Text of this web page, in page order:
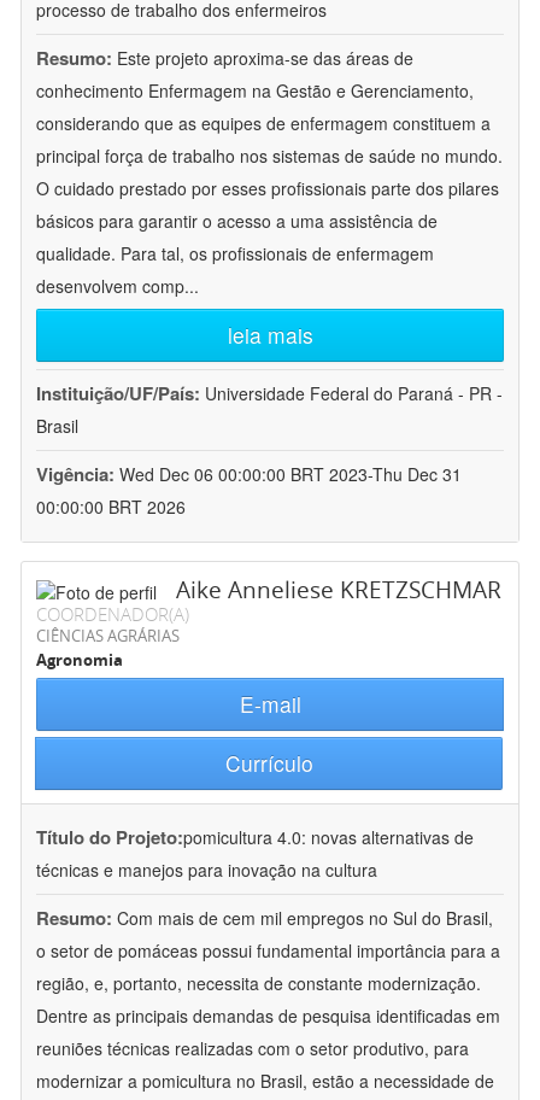
processo de trabalho dos enfermeiros
Resumo: Este projeto aproxima-se das áreas de
conhecimento Enfermagem na Gestão e Gerenciamento,
considerando que as equipes de enfermagem constituem a
principal força de trabalho nos sistemas de saúde no mundo.
O cuidado prestado por esses profissionais parte dos pilares
básicos para garantir o acesso a uma assistência de
qualidade. Para tal, os profissionais de enfermagem
desenvolvem comp...
leia mais
Instituição/UF/País: Universidade Federal do Paraná - PR -
Brasil
Vigência: Wed Dec 06 00:00:00 BRT 2023-Thu Dec 31
00:00:00 BRT 2026
Aike Anneliese KRETZSCHMAR
COORDENADOR(A)
CIÊNCIAS AGRÁRIAS
Agronomia
E-mail
Currículo
Título do Projeto:pomicultura 4.0: novas alternativas de
técnicas e manejos para inovação na cultura
Resumo: Com mais de cem mil empregos no Sul do Brasil,
o setor de pomáceas possui fundamental importância para a
região, e, portanto, necessita de constante modernização.
Dentre as principais demandas de pesquisa identificadas em
reuniões técnicas realizadas com o setor produtivo, para
modernizar a pomicultura no Brasil, estão a necessidade de